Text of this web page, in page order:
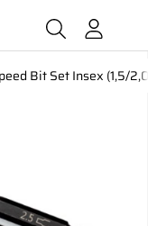
Bit Set Insex (1,5/
2,5mm)